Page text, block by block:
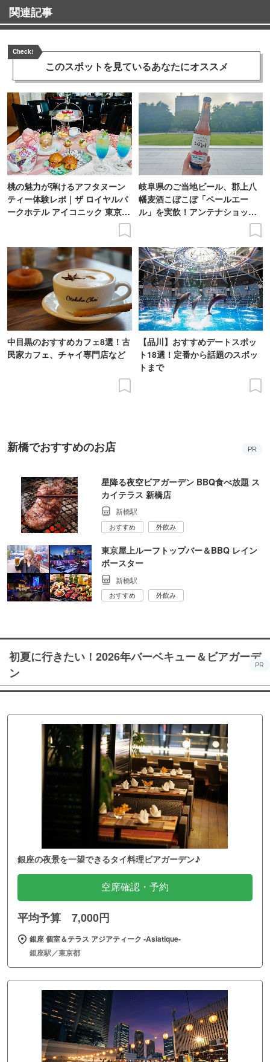
関連記事
Check!
このスポットを見ているあなたにオススメ
桃の魅力が弾けるアフタヌーン
ティー体験レポ｜ザ ロイヤルパ
ークホテル アイコニック 東京汐
岐阜県のご当地ビール、郡上八
幡麦酒こぼこぼ「ペールエー
ル」を実飲！アンテナショップ
中目黒のおすすめカフェ8選！古
民家カフェ、チャイ専門店など
【品川】おすすめデートスポッ
ト18選！定番から話題のスポッ
トまで
新橋でおすすめのお店 PR
星降る夜空ビアガーデン BBQ食べ放題 ス
カイテラス 新橋店
新橋駅
おすすめ 外飲み
東京屋上ルーフトップバー＆BBQ レイン
ボースター
新橋駅
おすすめ 外飲み
初夏に行きたい！2026年バーベキュー＆ビアガーデ
ン
PR
銀座の夜景を一望できるタイ料理ビアガーデン♪
空席確認・予約
平均予算 7,000円
銀座 個室＆テラス アジアティーク ‐Asiatique‐
銀座駅／東京都